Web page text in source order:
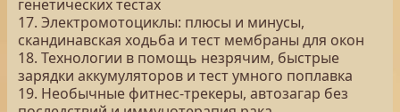
генетических тестах
17. Электромотоциклы: плюсы и минусы,
скандинавская ходьба и тест мембраны для окон
18. Технологии в помощь незрячим, быстрые
зарядки аккумуляторов и тест умного поплавка
19. Необычные фитнес-трекеры, автозагар без